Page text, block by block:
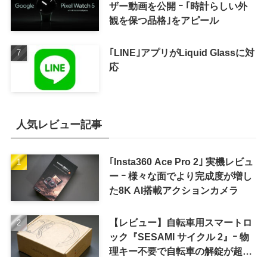
ザー動画を公開 ｰ ｢時計らしい外
観を保つ品格｣をアピール
｢LINE｣アプリがLiquid Glassに対
応
人気レビュー記事
｢Insta360 Ace Pro 2｣ 実機レビュ
ー ｰ 様々な面でより完成度が増し
た8K AI搭載アクションカメラ
【レビュー】自転車用スマートロ
ック『SESAMI サイクル 2』ｰ 物
理キー不要で自転車の解錠が超簡